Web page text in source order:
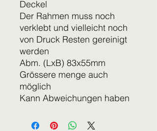
Deckel
Der Rahmen muss noch
verklebt und vielleicht noch
von Druck Resten gereinigt
werden
Abm. (LxB) 83x55mm
Grössere menge auch
möglich
Kann Abweichungen haben